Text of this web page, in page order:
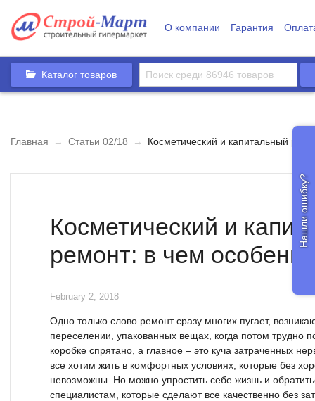
О компании Гарантия
Каталог товаров
Главная → Статьи 02/18 → Косметический и капитальный
Косметический и
ремонт: в чем
February 2, 2018
Одно только слово ремонт сразу многих пугает,
переселении, упакованных вещах, когда потом трудно
коробке спрятано, а главное – это куча затраченных
все хотим жить в комфортных условиях, которые без
невозможны. Но можно упростить себе жизнь и
специалистам, которые сделают все качественно без
Нашли ошибку?